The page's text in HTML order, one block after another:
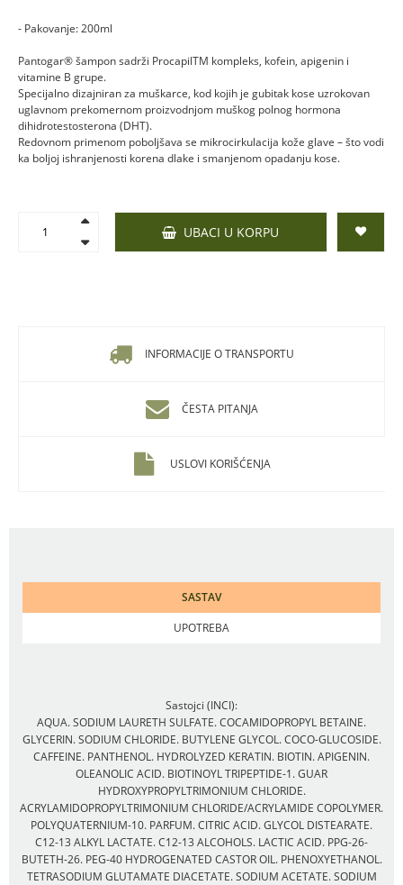
- Pakovanje: 200ml
Pantogar® šampon sadrži ProcapilTM kompleks, kofein, apigenin i
vitamine B grupe.
Specijalno dizajniran za muškarce, kod kojih je gubitak kose uzrokovan
uglavnom prekomernom proizvodnjom muškog polnog hormona
dihidrotestosterona (DHT).
Redovnom primenom poboljšava se mikrocirkulacija kože glave – što vodi
ka boljoj ishranjenosti korena dlake i smanjenom opadanju kose.
UBACI U KORPU
INFORMACIJE O TRANSPORTU
ČESTA PITANJA
USLOVI KORIŠĆENJA
SASTAV
UPOTREBA
Sastojci (INCI):
AQUA. SODIUM LAURETH SULFATE. COCAMIDOPROPYL BETAINE.
GLYCERIN. SODIUM CHLORIDE. BUTYLENE GLYCOL. COCO-GLUCOSIDE.
CAFFEINE. PANTHENOL. HYDROLYZED KERATIN. BIOTIN. APIGENIN.
OLEANOLIC ACID. BIOTINOYL TRIPEPTIDE-1. GUAR
HYDROXYPROPYLTRIMONIUM CHLORIDE.
ACRYLAMIDOPROPYLTRIMONIUM CHLORIDE/ACRYLAMIDE COPOLYMER.
POLYQUATERNIUM-10. PARFUM. CITRIC ACID. GLYCOL DISTEARATE.
C12-13 ALKYL LACTATE. C12-13 ALCOHOLS. LACTIC ACID. PPG-26-
BUTETH-26. PEG-40 HYDROGENATED CASTOR OIL. PHENOXYETHANOL.
TETRASODIUM GLUTAMATE DIACETATE. SODIUM ACETATE. SODIUM